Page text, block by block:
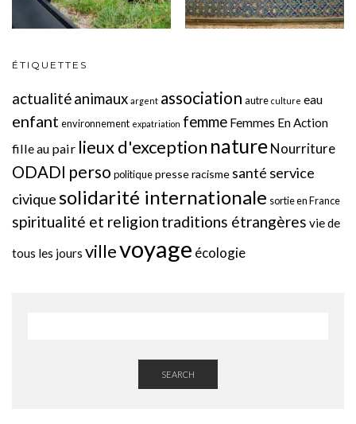
ÉTIQUETTES
actualitéanimaux argent association autre culture eau
enfant environnement expatriation femme Femmes En Action
fille au pair lieux d'exception natureNourriture
ODADI perso politiquepresseracisme santé service
civiquesolidarité internationale sortie en France
spiritualité et religion traditions étrangères vie de
tous les jours villevoyage écologie
SEARCH